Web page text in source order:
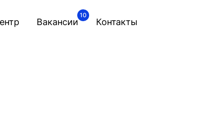
Вакансии
10
Контакты